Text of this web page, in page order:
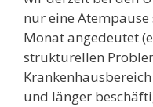
nur eine Atempause
Monat angedeutet
strukturellen
und länger